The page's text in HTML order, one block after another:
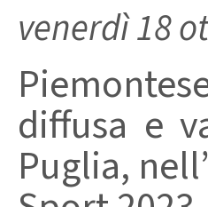
venerdì 18
diffusa e
Puglia,